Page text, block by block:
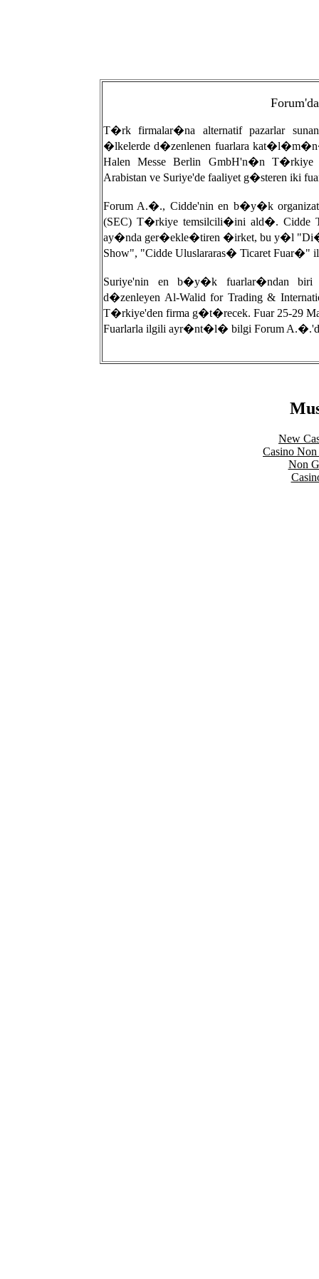
T�rk firmalar�na alternatif pazarlar
�lkelerde d�zenlenen fuarlara
Halen Messe Berlin GmbH'n�n
Arabistan ve Suriye'de faaliyet g�steren
Forum A.�., Cidde'nin en b�y�k
(SEC) T�rkiye temsilcili�ini ald�. Cidde
ay�nda ger�ekle�tiren �irket, bu y�l
Show", "Cidde Uluslararas� Ticaret Fuar�"
Suriye'nin en b�y�k fuarlar�ndan biri
d�zenleyen Al-Walid for Trading &
T�rkiye'den firma g�t�recek. Fuar 25-29
Fuarlarla ilgili ayr�nt�l� bilgi Forum
New
Casino Non
Non